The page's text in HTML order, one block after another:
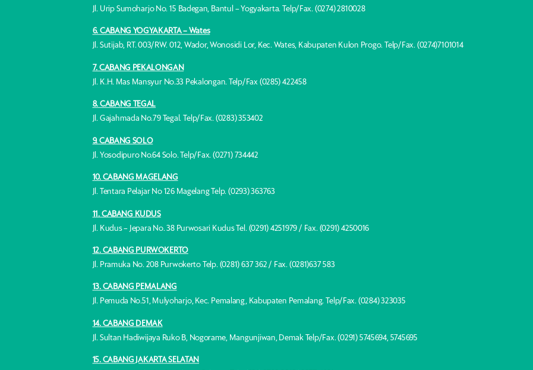
Jl. Urip Sumoharjo No. 15 Badegan, Bantul – Yogyakarta. Telp/Fax. (0274) 2810028
6. CABANG YOGYAKARTA – Wates
Jl. Sutijab, RT. 003/RW. 012, Wador, Wonosidi Lor, Kec. Wates, Kabupaten Kulon Progo. Telp/Fax. (0274)7101014
7. CABANG PEKALONGAN
Jl. K.H. Mas Mansyur No.33 Pekalongan. Telp/Fax (0285) 422458
8. CABANG TEGAL
Jl. Gajahmada No.79 Tegal. Telp/Fax. (0283) 353402
9. CABANG SOLO
Jl. Yosodipuro No.64 Solo. Telp/Fax. (0271) 734442
10. CABANG MAGELANG
Jl. Tentara Pelajar No 126 Magelang Telp. (0293) 363763
11. CABANG KUDUS
Jl. Kudus – Jepara No. 38 Purwosari Kudus Tel. (0291) 4251979 / Fax. (0291) 4250016
12. CABANG PURWOKERTO
Jl. Pramuka No. 208 Purwokerto Telp. (0281) 637 362 / Fax. (0281)637 583
13. CABANG PEMALANG
Jl. Pemuda No.51, Mulyoharjo, Kec. Pemalang, Kabupaten Pemalang. Telp/Fax. (0284) 323035
14. CABANG DEMAK
Jl. Sultan Hadiwijaya Ruko B, Nogorame, Mangunjiwan, Demak Telp/Fax. (0291) 5745694, 5745695
15. CABANG JAKARTA SELATAN